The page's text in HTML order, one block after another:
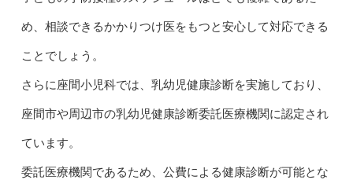
め、相談できるかかりつけ医をもつと安心して対応できる
ことでしょう。
さらに座間小児科では、乳幼児健康診断を実施しており、
座間市や周辺市の乳幼児健康診断委託医療機関に認定され
ています。
委託医療機関であるため、公費による健康診断が可能とな